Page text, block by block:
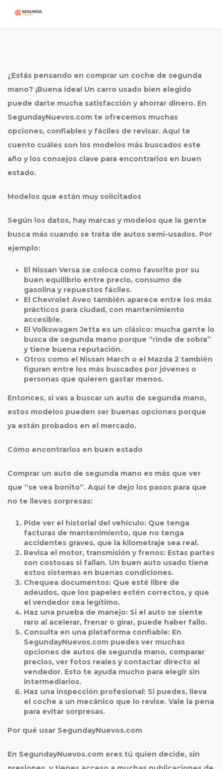
¿Estás pensando en comprar un coche de segunda
mano? ¡Buena idea! Un carro usado bien elegido
puede darte mucha satisfacción y ahorrar dinero. En
SegundayNuevos.com te ofrecemos muchas
opciones, confiables y fáciles de revisar. Aquí te
cuento cuáles son los modelos más buscados este
año y los consejos clave para encontrarlos en buen
estado.
Modelos que están muy solicitados
Según los datos, hay marcas y modelos que la gente
busca más cuando se trata de autos semi-usados. Por
ejemplo:
El Nissan Versa se coloca como favorito por su
buen equilibrio entre precio, consumo de
gasolina y repuestos fáciles.
El Chevrolet Aveo también aparece entre los más
prácticos para ciudad, con mantenimiento
accesible.
El Volkswagen Jetta es un clásico: mucha gente lo
busca de segunda mano porque “rinde de sobra”
y tiene buena reputación.
Otros como el Nissan March o el Mazda 2 también
figuran entre los más buscados por jóvenes o
personas que quieren gastar menos.
Entonces, si vas a buscar un auto de segunda mano,
estos modelos pueden ser buenas opciones porque
ya están probados en el mercado.
Cómo encontrarlos en buen estado
Comprar un auto de segunda mano es más que ver
que “se vea bonito”. Aquí te dejo los pasos para que
no te lleves sorpresas:
Pide ver el historial del vehículo: Que tenga
facturas de mantenimiento, que no tenga
accidentes graves, que la kilometraje sea real.
Revisa el motor, transmisión y frenos: Estas partes
son costosas si fallan. Un buen auto usado tiene
estos sistemas en buenas condiciones.
Chequea documentos: Que esté libre de
adeudos, que los papeles estén correctos, y que
el vendedor sea legítimo.
Haz una prueba de manejo: Si el auto se siente
raro al acelerar, frenar o girar, puede haber fallo.
Consulta en una plataforma confiable: En
SegundayNuevos.com puedes ver muchas
opciones de autos de segunda mano, comparar
precios, ver fotos reales y contactar directo al
vendedor. Esto te ayuda mucho para elegir sin
intermediarios.
Haz una inspección profesional: Si puedes, lleva
el coche a un mecánico que lo revise. Vale la pena
para evitar sorpresas.
Por qué usar SegundayNuevos.com
En SegundayNuevos.com eres tú quien decide, sin